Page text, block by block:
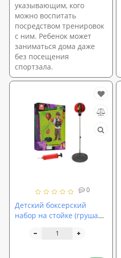
указывающим, кого
можно воспитать
посредством тренировок
с ним. Ребенок может
заниматься дома даже
без посещения
спортзала.
0
Детский боксерский
набор на стойке (груша
для детей) M2662